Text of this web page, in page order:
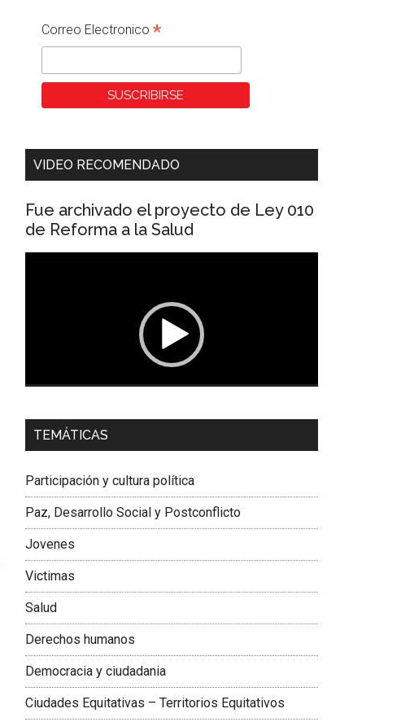
Correo Electronico *
VIDEO RECOMENDADO
Fue archivado el proyecto de Ley 010
de Reforma a la Salud
Dra. Carolina Corcho Mejía,
Latinoamericana Sur, Vicepresidenta Federación
TEMÁTICAS
Participación y cultura política
Paz, Desarrollo Social y Postconflicto
Jovenes
Victimas
Salud
Derechos humanos
Democracia y ciudadania
Ciudades Equitativas – Territorios Equitativos